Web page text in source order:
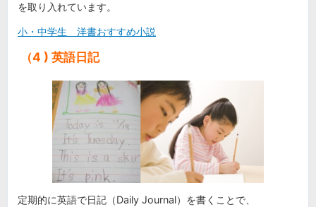
を取り入れています。
小・中学生 洋書おすすめ小説
（4 ) 英語日記
定期的に英語で日記（Daily Journal）を書くことで、